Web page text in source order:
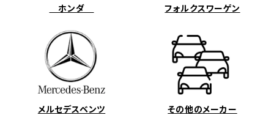
ホンダ フォルクスワーゲン
メルセデスベンツ その他のメーカー